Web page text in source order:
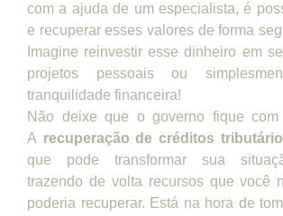
com a ajuda de um especialista, é
e recuperar esses valores de forma
Imagine reinvestir esse dinheiro em
projetos pessoais ou
tranquilidade financeira!
Não deixe que o governo fique
A recuperação de créditos
que pode transformar sua
trazendo de volta recursos que você
poderia recuperar. Está na hora de